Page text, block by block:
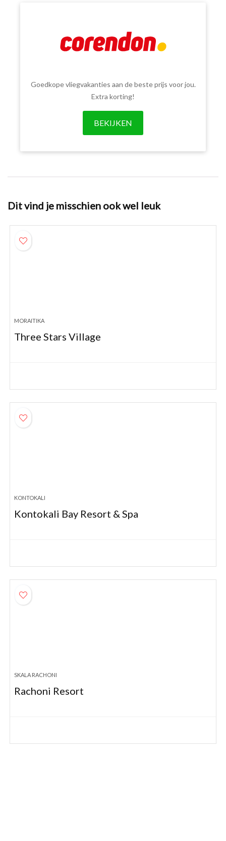
Goedkope vliegvakanties aan de beste prijs voor jou.
Extra korting!
BEKIJKEN
Dit vind je misschien ook wel leuk
MORAITIKA
Three Stars Village
KONTOKALI
Kontokali Bay Resort & Spa
SKALA RACHONI
Rachoni Resort